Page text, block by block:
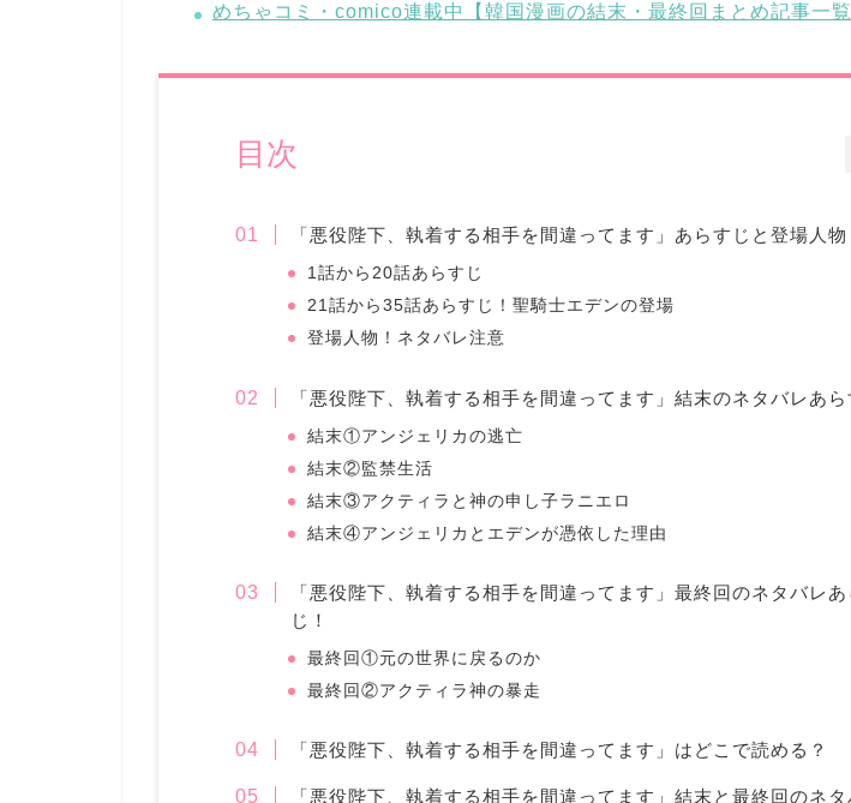
めちゃコミ・comico連載中【韓国漫画の結末・最終回まとめ記事一覧
目次
「悪役陛下、執着する相手を間違ってます」あらすじと登場人物
1話から20話あらすじ
21話から35話あらすじ！聖騎士エデンの登場
登場人物！ネタバレ注意
「悪役陛下、執着する相手を間違ってます」結末のネタバレあら
結末①アンジェリカの逃亡
結末②監禁生活
結末③アクティラと神の申し子ラニエロ
結末④アンジェリカとエデンが憑依した理由
「悪役陛下、執着する相手を間違ってます」最終回のネタバレあ
じ！
最終回①元の世界に戻るのか
最終回②アクティラ神の暴走
「悪役陛下、執着する相手を間違ってます」はどこで読める？
「悪役陛下、執着する相手を間違ってます」結末と最終回のネタ